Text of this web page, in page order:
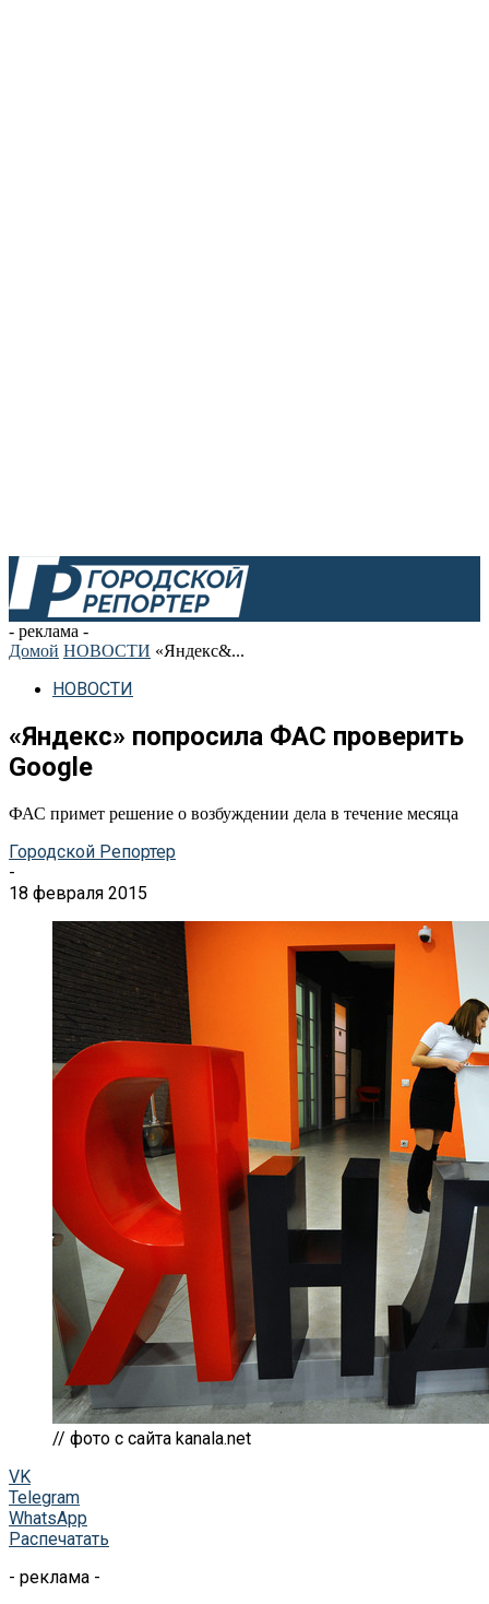
- реклама -
Домой НОВОСТИ «Яндекс&...
НОВОСТИ
«Яндекс» попросила ФАС проверить
Google
ФАС примет решение о возбуждении дела в течение месяца
Городской Репортер
-
18 февраля 2015
// фото с сайта kanala.net
VK
Telegram
WhatsApp
Распечатать
- реклама -